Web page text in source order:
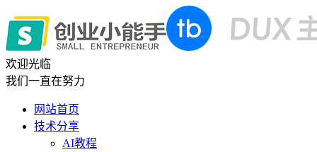
欢迎光临
我们一直在努力
网站首页
技术分享
AI教程